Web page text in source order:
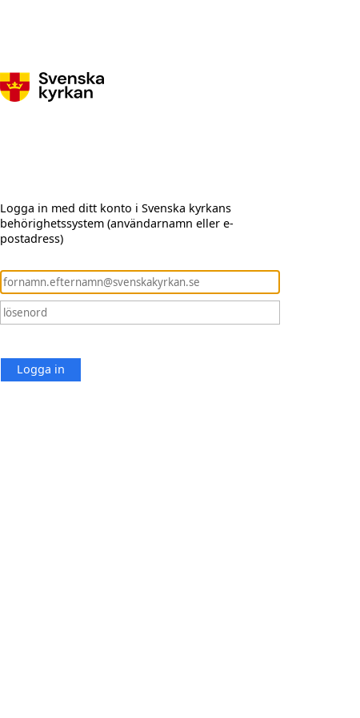
Logga in med ditt konto i Svenska kyrkans
behörighetssystem (användarnamn eller e-
postadress)
Logga in